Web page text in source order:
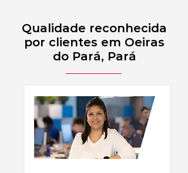
Qualidade reconhecida
por clientes em Oeiras
do Pará, Pará